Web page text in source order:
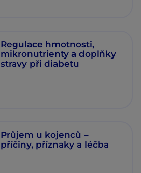
Regulace hmotnosti,
mikronutrienty a doplňky
stravy při diabetu
Průjem u kojenců –
příčiny, příznaky a léčba